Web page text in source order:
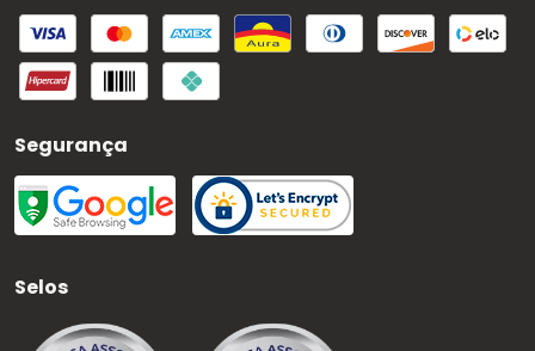
Segurança
Selos